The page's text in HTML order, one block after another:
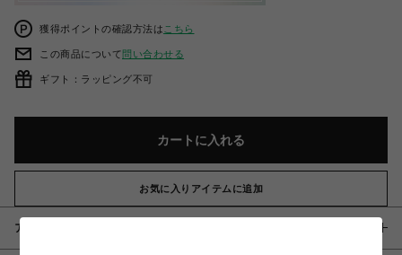
獲得ポイントの確認方法は こちら
この商品について問い合わせる
ギフト：ラッピング不可
カートに入れる
お気に入りアイテムに追加
アイテム説明 / 素材